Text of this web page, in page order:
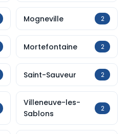
Mogneville 2
Mortefontaine 2
Saint-Sauveur 2
Villeneuve-les-
Sablons
2